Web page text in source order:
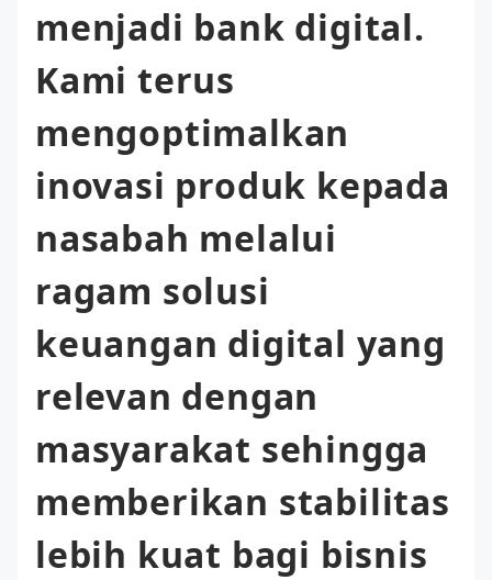
menjadi bank digital.
Kami terus
mengoptimalkan
inovasi produk kepada
nasabah melalui
ragam solusi
keuangan digital yang
relevan dengan
masyarakat sehingga
memberikan stabilitas
lebih kuat bagi bisnis